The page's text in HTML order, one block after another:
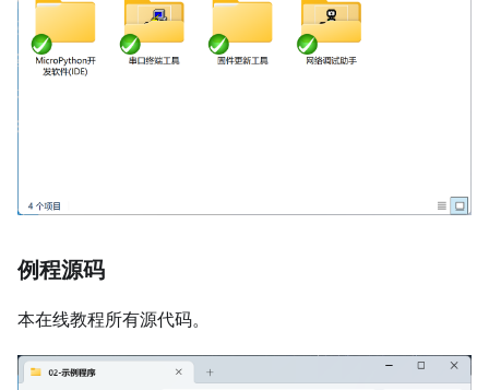
例程源码
本在线教程所有源代码。